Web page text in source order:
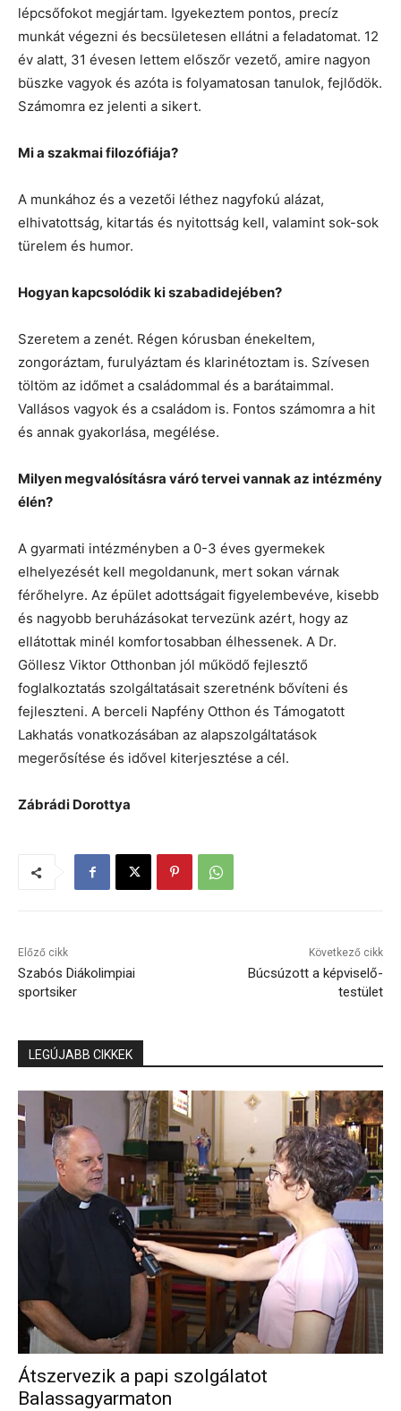
lépcsőfokot megjártam. Igyekeztem pontos, precíz
munkát végezni és becsületesen ellátni a feladatomat. 12
év alatt, 31 évesen lettem előszőr vezető, amire nagyon
büszke vagyok és azóta is folyamatosan tanulok, fejlődök.
Számomra ez jelenti a sikert.
Mi a szakmai filozófiája?
A munkához és a vezetői léthez nagyfokú alázat,
elhivatottság, kitartás és nyitottság kell, valamint sok-sok
türelem és humor.
Hogyan kapcsolódik ki szabadidejében?
Szeretem a zenét. Régen kórusban énekeltem,
zongoráztam, furulyáztam és klarinétoztam is. Szívesen
töltöm az időmet a családommal és a barátaimmal.
Vallásos vagyok és a családom is. Fontos számomra a hit
és annak gyakorlása, megélése.
Milyen megvalósításra váró tervei vannak az intézmény
élén?
A gyarmati intézményben a 0-3 éves gyermekek
elhelyezését kell megoldanunk, mert sokan várnak
férőhelyre. Az épület adottságait figyelembevéve, kisebb
és nagyobb beruházásokat tervezünk azért, hogy az
ellátottak minél komfortosabban élhessenek. A Dr.
Göllesz Viktor Otthonban jól működő fejlesztő
foglalkoztatás szolgáltatásait szeretnénk bővíteni és
fejleszteni. A berceli Napfény Otthon és Támogatott
Lakhatás vonatkozásában az alapszolgáltatások
megerősítése és idővel kiterjesztése a cél.
Zábrádi Dorottya
Előző cikk
Szabós Diákolimpiai
sportsiker
Következő cikk
Búcsúzott a képviselő-
testület
LEGÚJABB CIKKEK
Átszervezik a papi szolgálatot
Balassagyarmaton